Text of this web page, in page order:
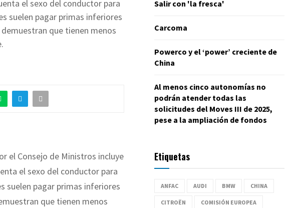
el sexo del conductor para
suelen pagar primas inferiores
que tienen menos
el Consejo de Ministros incluye
el sexo del conductor para
suelen pagar primas inferiores
que tienen menos
Salir con 'la fresca'
Carcoma
Powerco y el ‘power’ creciente de
China
Al menos cinco autonomías no
podrán atender todas las
solicitudes del Moves III de 2025,
pese a la ampliación de fondos
Etiquetas
ANFAC AUDI BMW CHINA
CITROËN COMISIÓN EUROPEA